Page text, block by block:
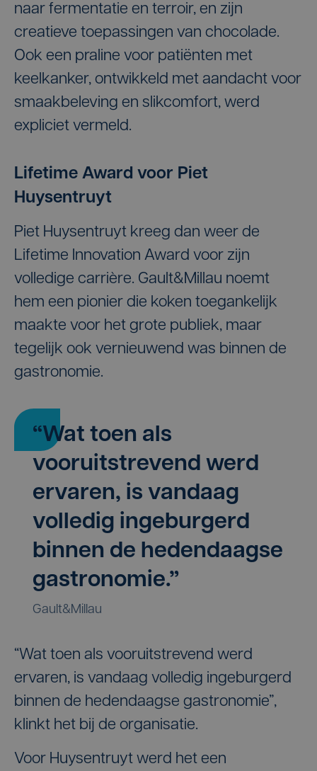
naar fermentatie en terroir, en zijn
creatieve toepassingen van chocolade.
Ook een praline voor patiënten met
keelkanker, ontwikkeld met aandacht voor
smaakbeleving en slikcomfort, werd
expliciet vermeld.
Lifetime Award voor Piet
Huysentruyt
Piet Huysentruyt kreeg dan weer de
Lifetime Innovation Award voor zijn
volledige carrière. Gault&Millau noemt
hem een pionier die koken toegankelijk
maakte voor het grote publiek, maar
tegelijk ook vernieuwend was binnen de
gastronomie.
“Wat toen als
vooruitstrevend werd
ervaren, is vandaag
volledig ingeburgerd
binnen de hedendaagse
gastronomie.”
Gault&Millau
“Wat toen als vooruitstrevend werd
ervaren, is vandaag volledig ingeburgerd
binnen de hedendaagse gastronomie”,
klinkt het bij de organisatie.
Voor Huysentruyt werd het een